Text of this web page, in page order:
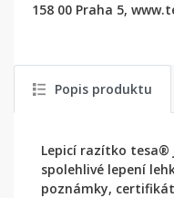
158 00 Praha 5,
Popis produktu
Lepicí razítko tesa®
spolehlivé lepení
poznámky,